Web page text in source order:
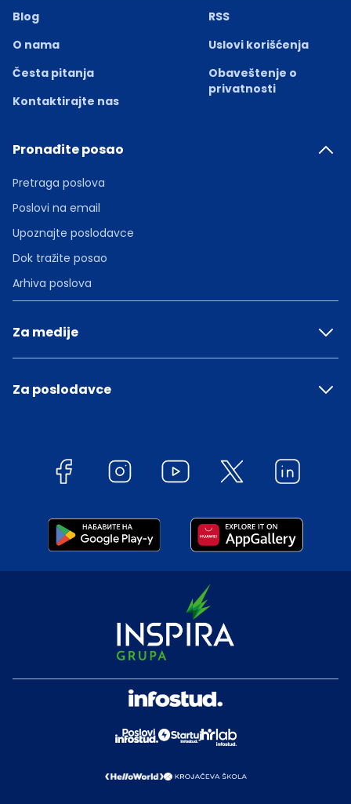
Blog
O nama
Česta pitanja
Kontaktirajte nas
RSS
Uslovi korišćenja
Obaveštenje o
privatnosti
Pronađite posao
Pretraga poslova
Poslovi na email
Upoznajte poslodavce
Dok tražite posao
Arhiva poslova
Za medije
Za poslodavce